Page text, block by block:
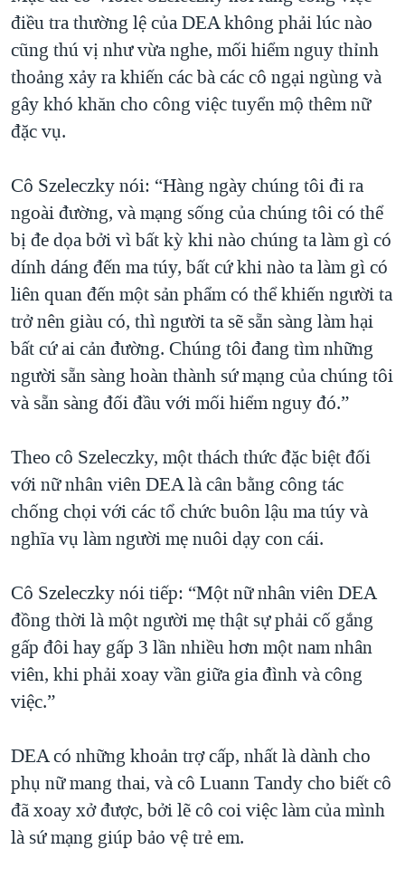
điều tra thường lệ của DEA không phải lúc nào
cũng thú vị như vừa nghe, mối hiểm nguy thỉnh
thoảng xảy ra khiến các bà các cô ngại ngùng và
gây khó khăn cho công việc tuyển mộ thêm nữ
đặc vụ.
Cô Szeleczky nói: “Hàng ngày chúng tôi đi ra
ngoài đường, và mạng sống của chúng tôi có thể
bị đe dọa bởi vì bất kỳ khi nào chúng ta làm gì có
dính dáng đến ma túy, bất cứ khi nào ta làm gì có
liên quan đến một sản phẩm có thể khiến người ta
trở nên giàu có, thì người ta sẽ sẵn sàng làm hại
bất cứ ai cản đường. Chúng tôi đang tìm những
người sẵn sàng hoàn thành sứ mạng của chúng tôi
và sẵn sàng đối đầu với mối hiểm nguy đó.”
Theo cô Szeleczky, một thách thức đặc biệt đối
với nữ nhân viên DEA là cân bằng công tác
chống chọi với các tổ chức buôn lậu ma túy và
nghĩa vụ làm người mẹ nuôi dạy con cái.
Cô Szeleczky nói tiếp: “Một nữ nhân viên DEA
đồng thời là một người mẹ thật sự phải cố gắng
gấp đôi hay gấp 3 lần nhiều hơn một nam nhân
viên, khi phải xoay vần giữa gia đình và công
việc.”
DEA có những khoản trợ cấp, nhất là dành cho
phụ nữ mang thai, và cô Luann Tandy cho biết cô
đã xoay xở được, bởi lẽ cô coi việc làm của mình
là sứ mạng giúp bảo vệ trẻ em.